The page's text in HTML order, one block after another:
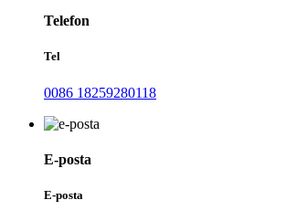
Telefon
Tel
0086 18259280118
E-posta
E-posta